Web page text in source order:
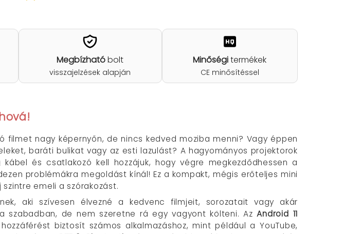
Megbízhatóbolt
visszajelzések alapján
Minőségitermékek
CE minősítéssel
nagy képernyőn, de nincs kedved moziba menni? Vagy éppen
baráti bulikat vagy az esti lazulást? A hagyományos projektorok
és csatlakozó kell hozzájuk, hogy végre megkezdődhessen a
problémákra megoldást kínál! Ez a kompakt, mégis erőteljes mini
emeli a szórakozást.
aki szívesen élvezné a kedvenc filmjeit, sorozatait vagy akár
szabadban, de nem szeretne rá egy vagyont költeni. AzAndroid 11
biztosít számos alkalmazáshoz, mint például a YouTube,